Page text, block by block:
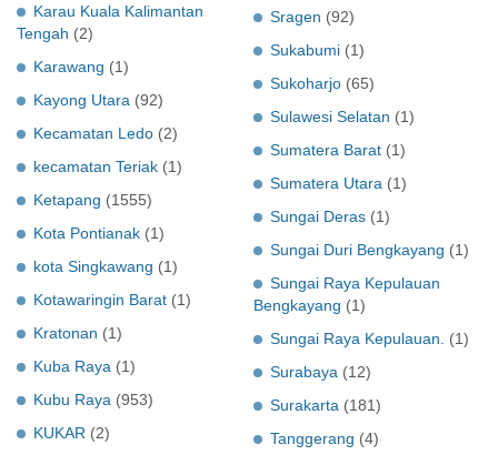
Karau Kuala Kalimantan
Tengah (2)
Karawang (1)
Kayong Utara (92)
Kecamatan Ledo (2)
kecamatan Teriak (1)
Ketapang (1555)
Kota Pontianak (1)
kota Singkawang (1)
Kotawaringin Barat (1)
Kratonan (1)
Kuba Raya (1)
Kubu Raya (953)
KUKAR (2)
Sragen (92)
Sukabumi (1)
Sukoharjo (65)
Sulawesi Selatan (1)
Sumatera Barat (1)
Sumatera Utara (1)
Sungai Deras (1)
Sungai Duri Bengkayang (1)
Sungai Raya Kepulauan
Bengkayang (1)
Sungai Raya Kepulauan.
(1)
Surabaya (12)
Surakarta (181)
Tanggerang (4)